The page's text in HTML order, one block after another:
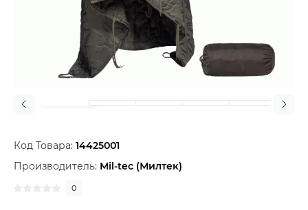
Код Товара: 14425001
Производитель: Mil-tec (Милтек)
0